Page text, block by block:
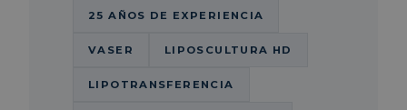
25 AÑOS DE EXPERIENCIA
VASER LIPOSCULTURA HD
LIPOTRANSFERENCIA